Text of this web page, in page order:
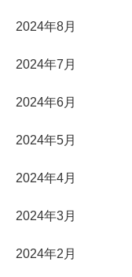
2024年8月
2024年7月
2024年6月
2024年5月
2024年4月
2024年3月
2024年2月